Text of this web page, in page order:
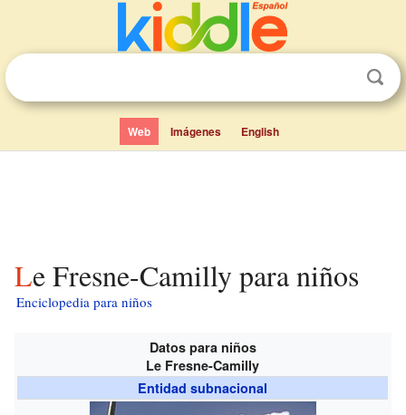
Web Imágenes English
Le Fresne-Camilly para niños
Enciclopedia para niños
Datos para niños
Le Fresne-Camilly
Entidad subnacional